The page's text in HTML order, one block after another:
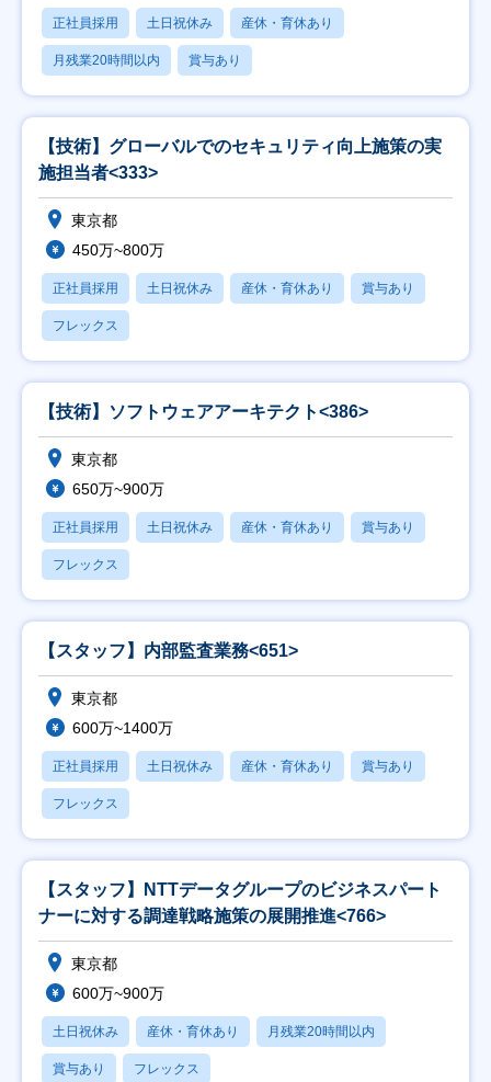
正社員採用 土日祝休み 産休・育休あり
月残業20時間以内 賞与あり
【技術】グローバルでのセキュリティ向上施策の実
施担当者<333>
東京都
450万~800万
正社員採用 土日祝休み 産休・育休あり 賞与あり
フレックス
【技術】ソフトウェアアーキテクト<386>
東京都
650万~900万
正社員採用 土日祝休み 産休・育休あり 賞与あり
フレックス
【スタッフ】内部監査業務<651>
東京都
600万~1400万
正社員採用 土日祝休み 産休・育休あり 賞与あり
フレックス
【スタッフ】NTTデータグループのビジネスパート
ナーに対する調達戦略施策の展開推進<766>
東京都
600万~900万
土日祝休み 産休・育休あり 月残業20時間以内
賞与あり フレックス